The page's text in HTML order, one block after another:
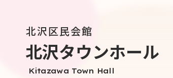
北沢区民会館
北沢タウンホール
Kitazawa Town Hall